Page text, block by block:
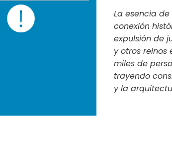
La esencia
conexión
expulsión de
y otros reinos
miles de
trayendo
y la